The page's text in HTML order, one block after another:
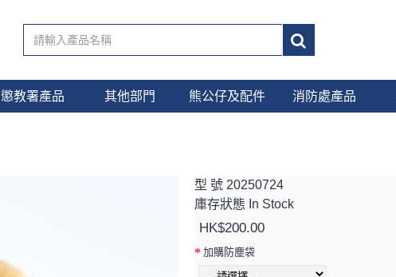
懲教署產品 其他部門 熊公仔及配件 消防處產品
型 號 20250724
庫存狀態 In Stock
HK$200.00
加購防塵袋